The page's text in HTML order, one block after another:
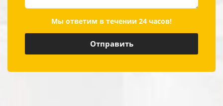
Мы ответим в течении 24 часов!